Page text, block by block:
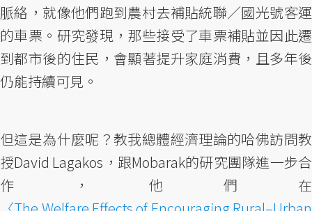
脈絡，就像他們跑到農村去補貼統聯／國光號客運
的車票。研究發現，那些接受了車票補貼並因此遷
到都市後的住民，會顯著提升家庭消費，且多年後
仍能持續可見。
但這是為什麼呢？教我總體經濟理論的哈佛訪問教
授David Lagakos，跟Mobarak的研究團隊進一步合
作，他們在